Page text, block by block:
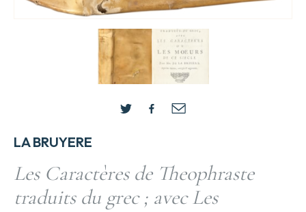
LA BRUYERE
Les Caractères de Theophraste
traduits du grec ; avec Les